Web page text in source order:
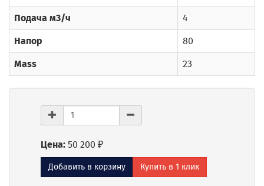
Подача м3/ч 4
Напор 80
Mass 23
Цена: 50 200 ₽
Добавить в корзину Купить в 1 клик